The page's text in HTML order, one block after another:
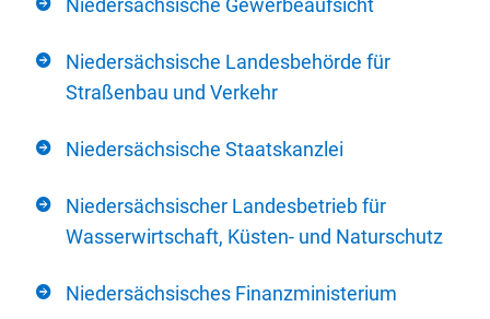
Niedersächsische Gewerbeaufsicht
Niedersächsische Landesbehörde für
Straßenbau und Verkehr
Niedersächsische Staatskanzlei
Niedersächsischer Landesbetrieb für
Wasserwirtschaft, Küsten- und Naturschutz
Niedersächsisches Finanzministerium